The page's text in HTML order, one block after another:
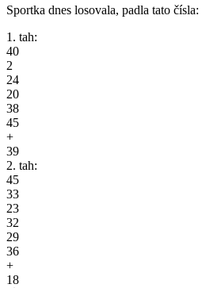
Sportka dnes losovala, padla tato
1. tah:
40
2
24
20
38
45
+
39
2. tah:
45
33
23
32
29
36
+
18